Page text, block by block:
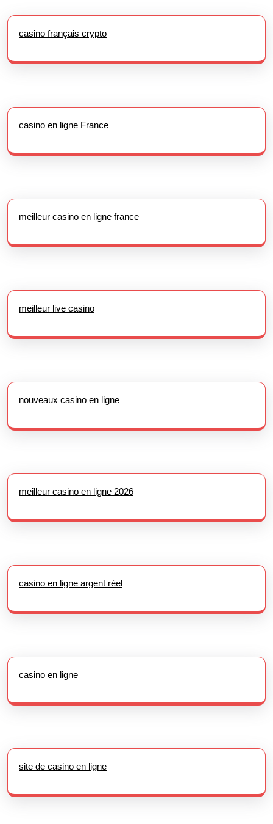
casino français crypto
casino en ligne France
meilleur casino en ligne france
meilleur live casino
nouveaux casino en ligne
meilleur casino en ligne 2026
casino en ligne argent réel
casino en ligne
site de casino en ligne